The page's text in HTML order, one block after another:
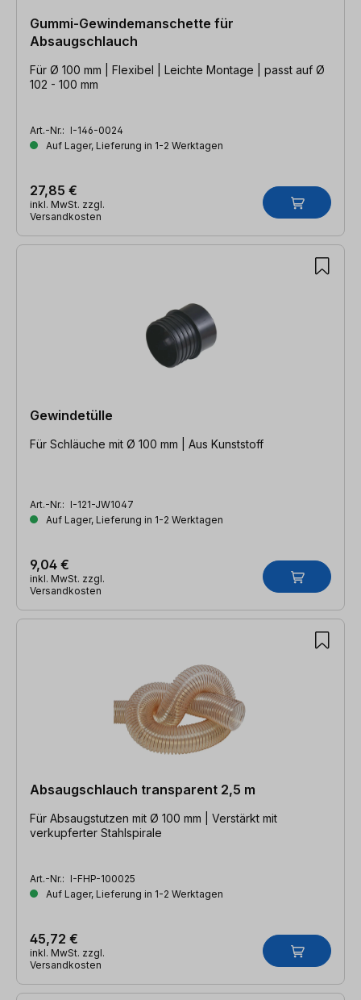
Gummi-Gewindemanschette für
Absaugschlauch
Für Ø 100 mm | Flexibel | Leichte Montage | passt auf Ø
102 - 100 mm
Art.-Nr.: I-146-0024
Auf Lager, Lieferung in 1-2 Werktagen
27,85 €
inkl. MwSt. zzgl.
Versandkosten
Gewindetülle
Für Schläuche mit Ø 100 mm | Aus Kunststoff
Art.-Nr.: I-121-JW1047
Auf Lager, Lieferung in 1-2 Werktagen
9,04 €
inkl. MwSt. zzgl.
Versandkosten
Absaugschlauch transparent 2,5 m
Für Absaugstutzen mit Ø 100 mm | Verstärkt mit
verkupferter Stahlspirale
Art.-Nr.: I-FHP-100025
Auf Lager, Lieferung in 1-2 Werktagen
45,72 €
inkl. MwSt. zzgl.
Versandkosten